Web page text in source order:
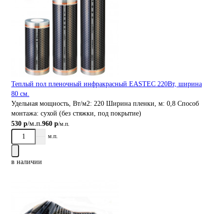
Теплый пол пленочный инфракрасный EASTEC 220Вт, ширина
80 см.
Удельная мощность, Вт/м2: 220 Ширина пленки, м: 0,8 Способ
монтажа: сухой (без стяжки, под покрытие)
530 р/м.п.960 р/м.п.
м.п.
в наличии